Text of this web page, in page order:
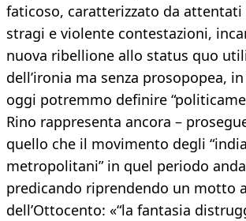
faticoso, caratterizzato da
stragi e violente contestazioni,
nuova ribellione allo status quo
dell’ironia ma senza prosopopea,
oggi potremmo definire
Rino rappresenta ancora –
quello che il movimento degli
metropolitani” in quel periodo
predicando riprendendo un motto
dell’Ottocento: «“la fantasia